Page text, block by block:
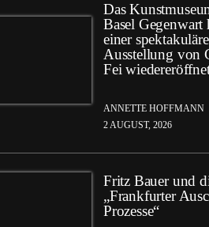
Das
Basel Gegenwart
einer
Ausstellung von
Fei
ANNETTE HOFFMANN
2 AUGUST, 2026
Fritz Bauer und
„Frankfurter
Prozesse“